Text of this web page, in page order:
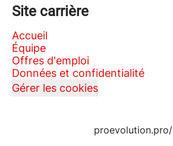
Site carrière
Accueil
Équipe
Offres d'emploi
Données et confidentialité
Gérer les cookies
proevolution.pro/